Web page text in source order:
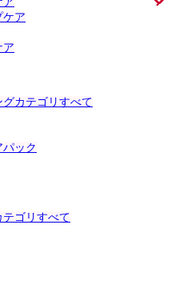
ケア
ア
カテゴリすべて
パック
テゴリすべて